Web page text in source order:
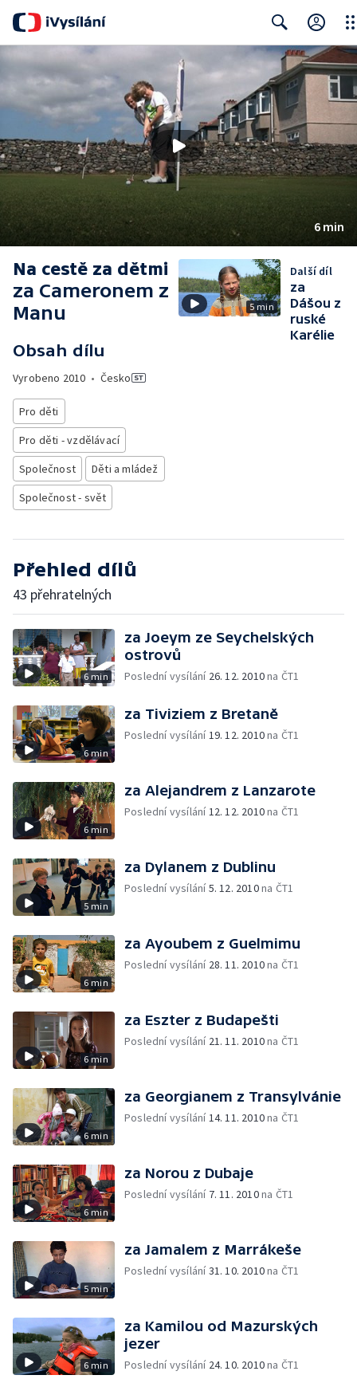
Search
6 min
Na cestě za dětmi
za Cameronem z
Manu
Obsah dílu
Vyrobeno 2010 • Česko
Pro děti
Pro děti - vzdělávací
Společnost
Děti a mládež
Společnost - svět
5 min
Další díl
za
Dášou z
ruské
Karélie
Přehled dílů
43 přehratelných
6 min
za Joeym ze Seychelských
ostrovů
Poslední vysílání 26. 12. 2010na ČT1
6 min
za Tiviziem z Bretaně
Poslední vysílání19. 12. 2010na ČT1
6 min
za Alejandrem z Lanzarote
Poslední vysílání12. 12. 2010na ČT1
5 min
za Dylanem z Dublinu
Poslední vysílání5. 12. 2010na ČT1
6 min
za Ayoubem z Guelmimu
Poslední vysílání 28. 11. 2010na ČT1
6 min
za Eszter z Budapešti
Poslední vysílání 21. 11. 2010na ČT1
6 min
za Georgianem z Transylvánie
Poslední vysílání14. 11. 2010na ČT1
6 min
za Norou z Dubaje
Poslední vysílání 7. 11. 2010na ČT1
5 min
za Jamalem z Marrákeše
Poslední vysílání31. 10. 2010na ČT1
6 min
za Kamilou od Mazurských
jezer
Poslední vysílání 24. 10. 2010na ČT1